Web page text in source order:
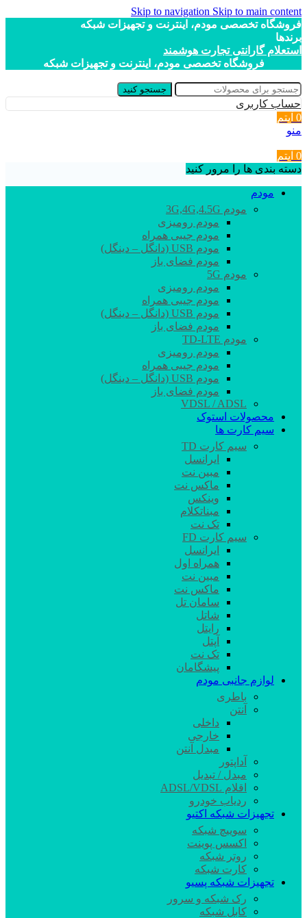
Skip to navigation Skip to main content
فروشگاه تخصصی مودم، اینترنت و تجهیزات شبکه
برندها
استعلام گارانتی تجارت هوشمند
فروشگاه تخصصی مودم، اینترنت و تجهیزات شبکه
جستجو کنید
حساب کاربری
0 آیتم
منو
0 آیتم
دسته بندی ها را مرور کنید
مودم
مودم 3G,4G,4.5G
مودم رومیزی
مودم جیبی همراه
مودم USB (دانگل – دینگل)
مودم فضای باز
مودم 5G
مودم رومیزی
مودم جیبی همراه
مودم USB (دانگل – دینگل)
مودم فضای باز
مودم TD-LTE
مودم رومیزی
مودم جیبی همراه
مودم USB (دانگل – دینگل)
مودم فضای باز
VDSL / ADSL
محصولات استوک
سیم کارت ها
سیم کارت TD
ایرانسل
مبین نت
ماکس نت
وینکس
مبناتکلام
تک نت
سیم کارت FD
ایرانسل
همراه اول
مبین نت
ماکس نت
سامان تل
شاتل
رایتل
آپتل
تک نت
پیشگامان
لوازم جانبی مودم
باطری
آنتن
داخلی
خارجی
مبدل آنتن
آداپتور
مبدل / تبدیل
اقلام ADSL/VDSL
ردیاب خودرو
تجهیزات شبکه اکتیو
سوییچ شبکه
اکسس پوینت
روتر شبکه
کارت شبکه
تجهیزات شبکه پسیو
رک شبکه و سرور
کابل شبکه